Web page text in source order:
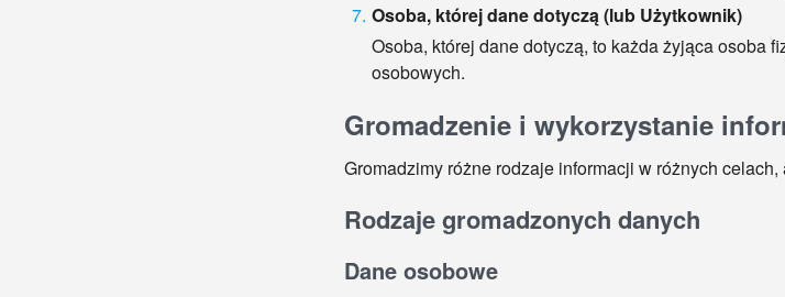
Osoba, której dane dotyczą (lub Użytkownik)
Osoba, której dane dotyczą, to każda żyjąca osoba
osobowych.
Gromadzenie i wykorzystanie
Gromadzimy różne rodzaje informacji w różnych
Rodzaje gromadzonych danych
Dane osobowe